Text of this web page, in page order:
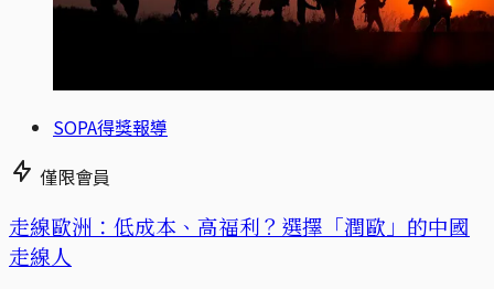
SOPA得獎報導
僅限會員
走線歐洲：低成本、高福利？選擇「潤歐」的中國
走線人